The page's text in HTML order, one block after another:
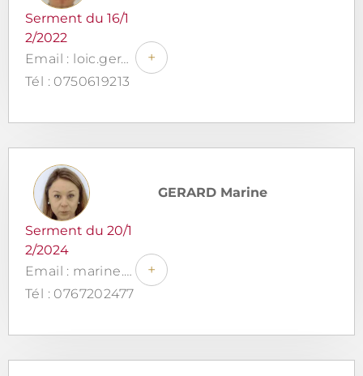
Serment du 16/1
2/2022
Email : loic.gerard@gerard-avocat.com
Tél : 0750619213
+
GERARD Marine
Serment du 20/1
2/2024
Email : marine.gerard@gerard-avocat.com
Tél : 0767202477
+